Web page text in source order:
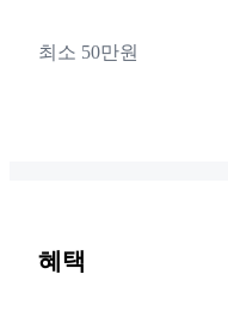
최소 50만원
혜택